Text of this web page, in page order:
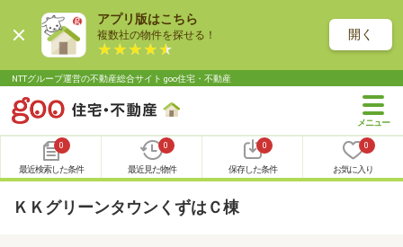
アプリ版はこちら
複数社の物件を探せる！ 開く
NTTグループ運営の不動産総合サイト goo住宅・不動産
0
最近検索した条件
0
最近見た物件
0
保存した条件
0
お気に入り
ＫＫグリーンタウンくずはＣ棟